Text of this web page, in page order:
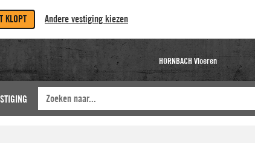
KLOPT Andere vestiging kiezen
HORNBACH Vloeren